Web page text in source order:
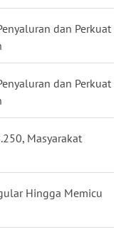
dan Perkuat
dan Perkuat
Masyarakat
Hingga Memicu